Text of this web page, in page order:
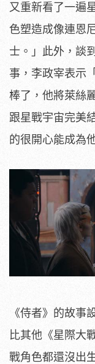
又重新看了一遍
色塑造成像連恩
士。」此外，談
事，李政宰表示
棒了，他將萊絲
跟星戰宇宙完美
的很開心能成為
《侍者》的故事
比其他《星際大
戰角色都還沒出